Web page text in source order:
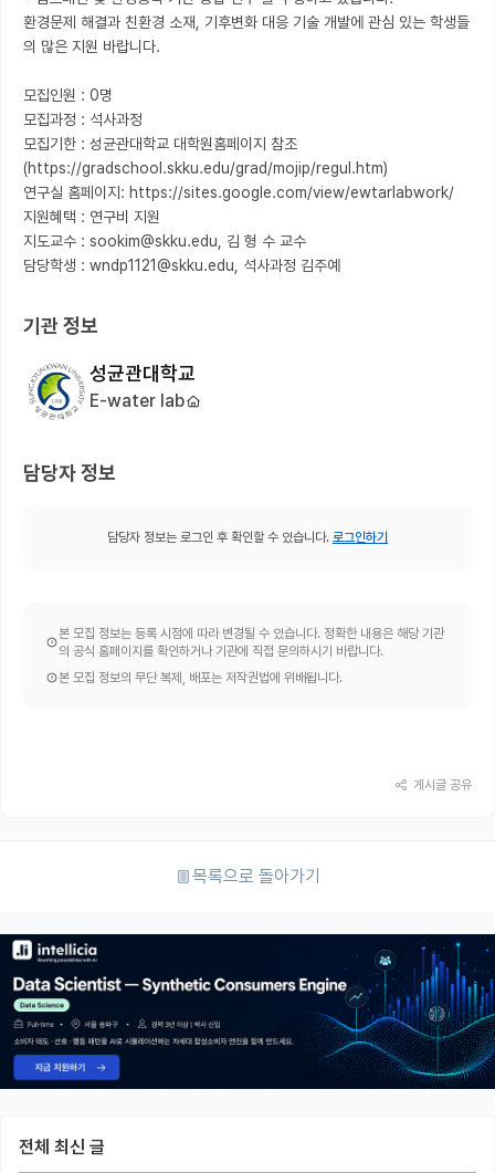
환경문제 해결과 친환경 소재, 기후변화 대응 기술 개발에 관심 있는 학생들
의 많은 지원 바랍니다.
모집인원 : 0명
모집과정 : 석사과정
모집기한 : 성균관대학교 대학원홈페이지 참조
(https://gradschool.skku.edu/grad/mojip/regul.htm)
연구실 홈페이지: https://sites.google.com/view/ewtarlabwork/
지원혜택 : 연구비 지원
지도교수 : sookim@skku.edu, 김 형 수 교수
담당학생 : wndp1121@skku.edu, 석사과정 김주예
기관 정보
성균관대학교
E-water lab
담당자 정보
담당자 정보는 로그인 후 확인할 수 있습니다. 로그인하기
본 모집 정보는 등록 시점에 따라 변경될 수 있습니다. 정확한 내용은 해당 기관
의 공식 홈페이지를 확인하거나 기관에 직접 문의하시기 바랍니다.
본 모집 정보의 무단 복제, 배포는 저작권법에 위배됩니다.
게시글 공유
목록으로 돌아가기
전체 최신 글